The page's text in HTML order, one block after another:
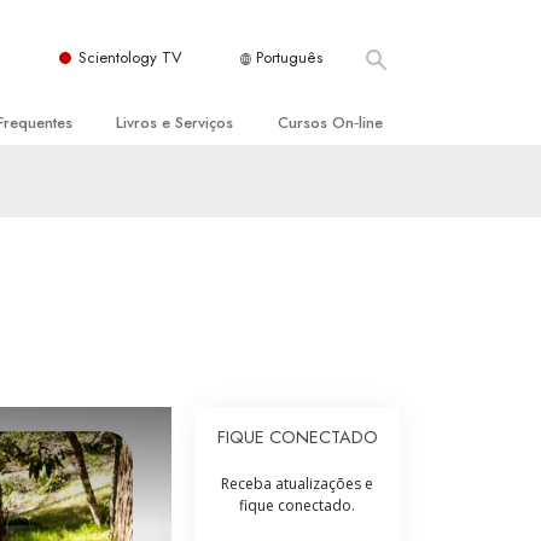
Scientology TV Português
de Scientology
Livros e Serviços
Introdutórias
Cursos On‑line
Casamento
A Escala de Tom Emocional
FIQUE CONECTADO
Receba atualizações e
fique conectado.